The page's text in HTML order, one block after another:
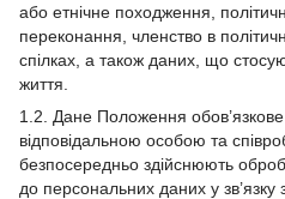
або етнічне походження,
переконання, членство в
спілках, а також даних, що
життя.
1.2. Дане Положення
відповідальною особою та
безпосередньо здійснюють
до персональних даних у зв’язку